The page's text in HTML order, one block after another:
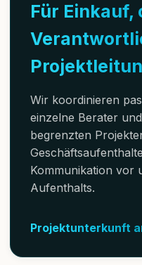
Für Einkauf,
Wir koordinieren
einzelne Berater
begrenzten
Kommunikation vor
Aufenthalts.
Projektunterkunft